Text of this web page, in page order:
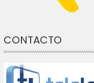
CONTACTO